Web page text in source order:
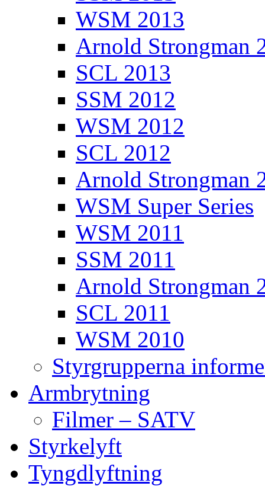
WSM 2013
Arnold Strongman
SCL 2013
SSM 2012
WSM 2012
SCL 2012
Arnold Strongman
WSM Super Series
WSM 2011
SSM 2011
Arnold Strongman
SCL 2011
WSM 2010
Styrgrupperna
Armbrytning
Filmer – SATV
Styrkelyft
Tyngdlyftning